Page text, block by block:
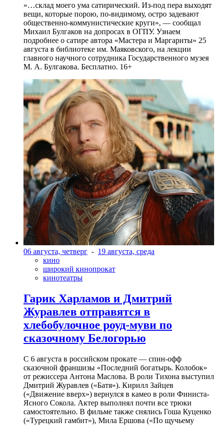
»…склад моего ума сатирический. Из-под пера выходят
вещи, которые порою, по-видимому, остро задевают
общественно-коммунистические круги», — сообщал
Михаил Булгаков на допросах в ОГПУ. Узнаем
подробнее о сатире автора «Мастера и Маргариты» 25
августа в библиотеке им. Маяковского, на лекции
главного научного сотрудника Государственного музея
М. А. Булгакова. Бесплатно. 16+
06 августа, четверг - 19 августа, среда
кино
широкий кинопрокат
кинотеатры
Гарик Харламов и Дмитрий
Журавлев отправятся в
хлебобулочное роуд-муви по
сказочному Белогорью
С 6 августа в российском прокате — спин-офф
сказочной франшизы «Последний богатырь. Колобок»
от режиссера Антона Маслова. В роли Тихона выступил
Дмитрий Журавлев («Батя»). Кирилл Зайцев
(«Движение вверх») вернулся в камео в роли Финиста-
Ясного Сокола. Актер выполнял почти все трюки
самостоятельно. В фильме также снялись Гоша Куценко
(«Турецкий гамбит»), Мила Ершова («По щучьему